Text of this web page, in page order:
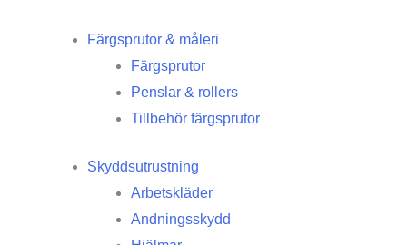
Färgsprutor & måleri
Färgsprutor
Penslar & rollers
Tillbehör färgsprutor
Skyddsutrustning
Arbetskläder
Andningsskydd